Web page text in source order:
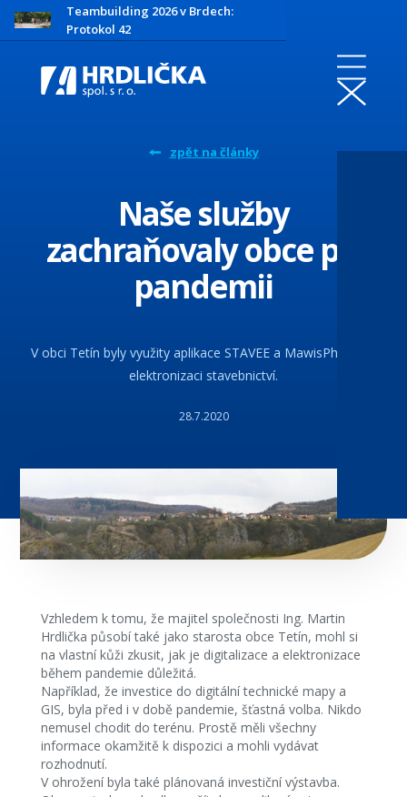
Teambuilding 2026 v Brdech:
Protokol 42
zpět na články
Naše služby
zachraňovaly obce při
pandemii
V obci Tetín byly využity aplikace STAVEE a MawisPhoto na
elektronizaci stavebnictví.
28.7.2020
Vzhledem k tomu, že majitel společnosti Ing. Martin
Hrdlička působí také jako starosta obce Tetín, mohl si
na vlastní kůži zkusit, jak je digitalizace a elektronizace
během pandemie důležitá.
Například, že investice do digitální technické mapy a
GIS, byla před i v době pandemie, šťastná volba. Nikdo
nemusel chodit do terénu. Prostě měli všechny
informace okamžitě k dispozici a mohli vydávat
rozhodnutí.
V ohrožení byla také plánovaná investiční výstavba.